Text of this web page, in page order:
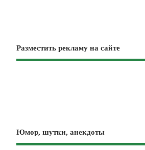
Разместить рекламу на сайте
Юмор, шутки, анекдоты